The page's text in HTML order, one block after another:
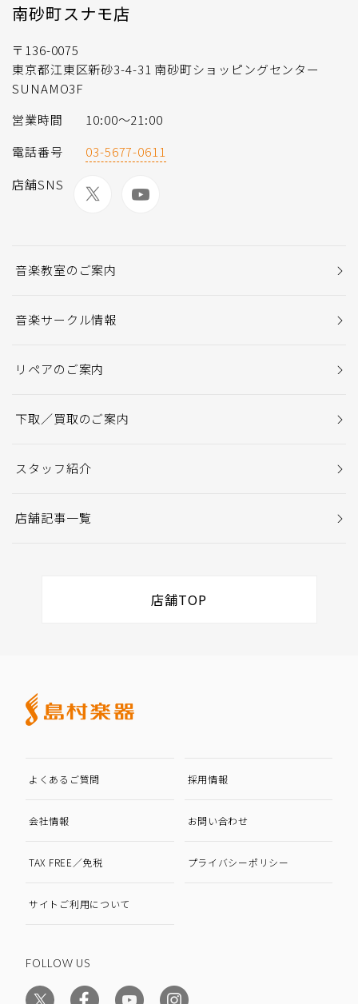
南砂町スナモ店
〒136-0075
東京都江東区新砂3-4-31 南砂町ショッピングセンター
SUNAMO3F
営業時間
10:00〜21:00
電話番号
03-5677-0611
店舗SNS
音楽教室のご案内
音楽サークル情報
リペアのご案内
下取／買取のご案内
スタッフ紹介
店舗記事一覧
店舗TOP
よくあるご質問 採用情報
会社情報 お問い合わせ
TAX FREE／免税 プライバシーポリシー
サイトご利用について
FOLLOW US